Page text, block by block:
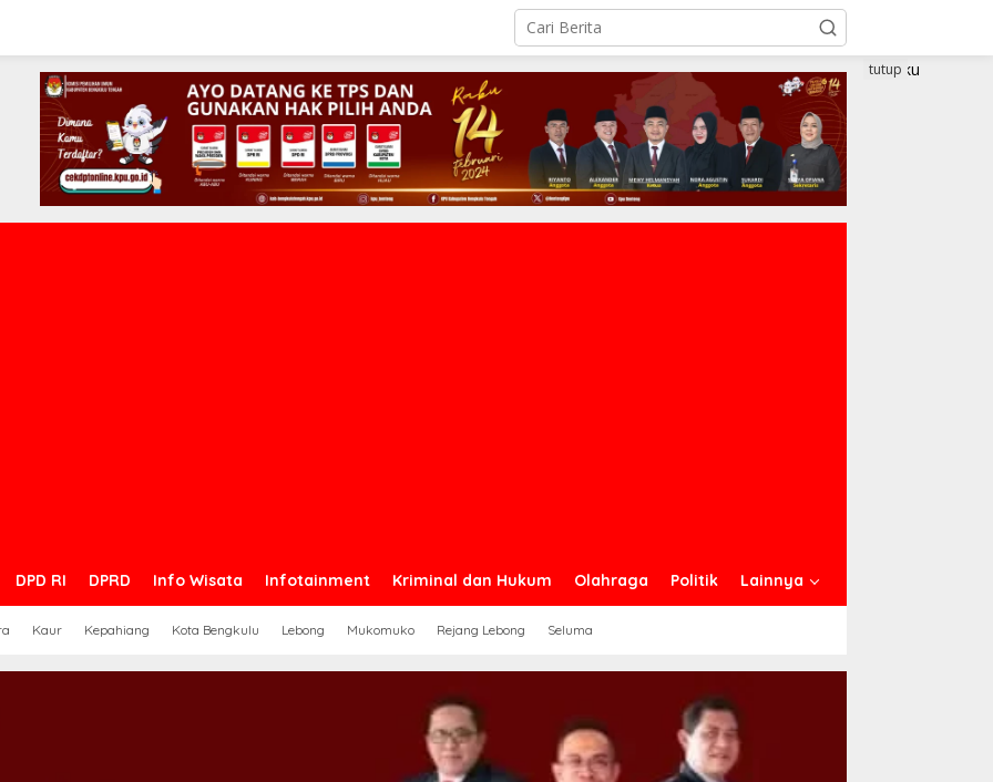
DPD RI DPRD Info Wisata Infotainment Kriminal dan Hukum Olahraga Politik Lainnya
Kaur Kepahiang Kota Bengkulu Lebong Mukomuko Rejang Lebong Seluma
tutup